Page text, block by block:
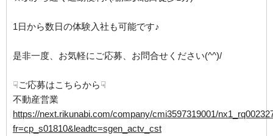
1日から数日の体験入社も可能です♪
是非一度、お気軽にご応募、お問合せください(^^)/
☟ご応募はこちらから☟
不動産営業
https://next.rikunabi.com/company/cmi3597319001/
fr=cp_s01810&leadtc=sgen_actv_cst